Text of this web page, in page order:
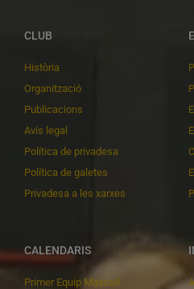
CLUB
Història
Organització
Publicacions
Avís legal
Política de privadesa
Política de galetes
Privadesa a les xarxes
CALENDARIS
Primer Equip Masculí